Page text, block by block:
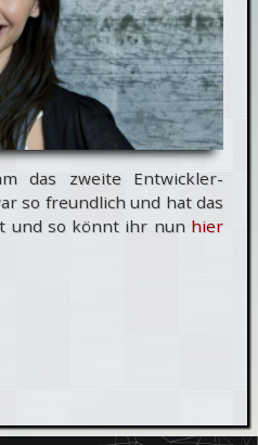
das zweite Entwickler-
so freundlich und hat das
und so könnt ihr nun hier